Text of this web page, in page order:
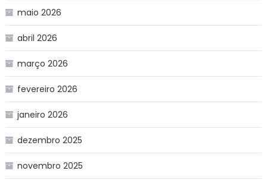
maio 2026
abril 2026
março 2026
fevereiro 2026
janeiro 2026
dezembro 2025
novembro 2025